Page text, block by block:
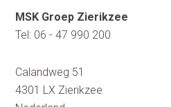
MSK Groep Zierikzee
Tel: 06 - 47 990 200
Calandweg 51
4301 LX Zierikzee